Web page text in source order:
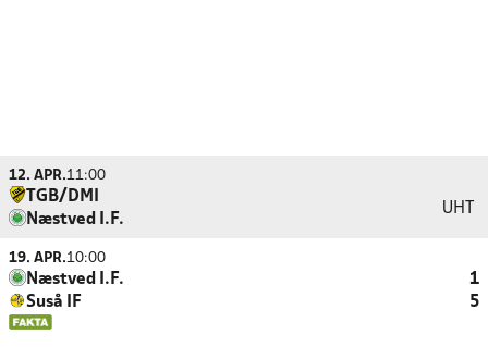
12. APR.11:00
TGB/DMI
Næstved I.F.
UHT
19. APR.10:00
Næstved I.F.
1
Suså IF
5